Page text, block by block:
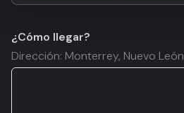
¿Cómo llegar?
Dirección: Monterrey, Nuevo León